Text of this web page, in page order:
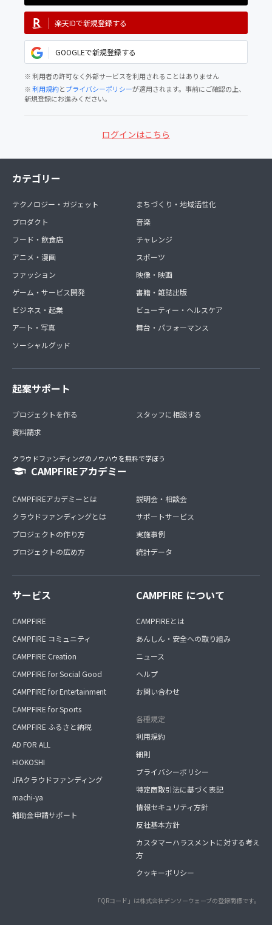
楽天IDで新規登録する
GOOGLEで新規登録する
※ 利用者の許可なく外部サービスを利用されることはありません
※利用規約とプライバシーポリシーが適用されます。事前にご確認の上、
新規登録にお進みください。
ログインはこちら
カテゴリー
テクノロジー・ガジェット
プロダクト
フード・飲食店
アニメ・漫画
ファッション
ゲーム・サービス開発
ビジネス・起業
アート・写真
ソーシャルグッド
まちづくり・地域活性化
音楽
チャレンジ
スポーツ
映像・映画
書籍・雑誌出版
ビューティー・ヘルスケア
舞台・パフォーマンス
起案サポート
プロジェクトを作る
資料請求
スタッフに相談する
クラウドファンディングのノウハウを無料で学ぼう
CAMPFIREアカデミー
CAMPFIREアカデミーとは
クラウドファンディングとは
プロジェクトの作り方
プロジェクトの広め方
説明会・相談会
サポートサービス
実施事例
統計データ
サービス
CAMPFIRE
CAMPFIRE コミュニティ
CAMPFIRE Creation
CAMPFIRE for Social Good
CAMPFIRE for Entertainment
CAMPFIRE for Sports
CAMPFIRE ふるさと納税
AD FOR ALL
HIOKOSHI
JFAクラウドファンディング
machi-ya
補助金申請サポート
CAMPFIRE について
CAMPFIREとは
あんしん・安全への取り組み
ニュース
ヘルプ
お問い合わせ
各種規定
利用規約
細則
プライバシーポリシー
特定商取引法に基づく表記
情報セキュリティ方針
反社基本方針
カスタマーハラスメントに対する考え
方
クッキーポリシー
「QRコード」は株式会社デンソーウェーブの登録商標です。